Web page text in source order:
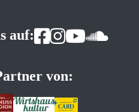
auf:
von: